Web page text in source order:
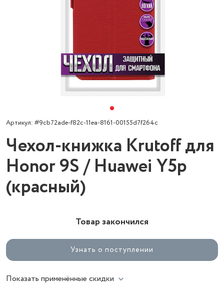
Артикул: #9cb72ade-f82c-11ea-8161-00155d7f264c
Чехол-книжка Krutoff для
Honor 9S / Huawei Y5p
(красный)
Товар закончился
Узнать о поступлении
Показать применённые скидки